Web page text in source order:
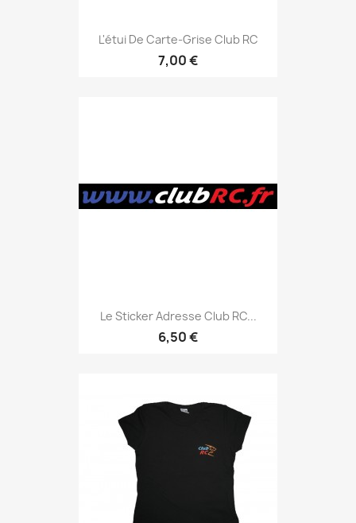
L'étui De Carte-Grise Club RC
7,00 €
Le Sticker Adresse Club RC...
6,50 €